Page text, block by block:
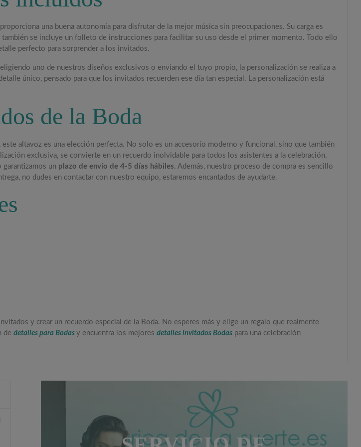
una buena autonomía para disfrutar de la mejor música sin preocupaciones. Su carga es
se incluye un folleto de instrucciones para facilitar su uso desde el primer momento. Todo ello
perfecto para sorprender a los invitados.
uno de nuestros diseños exclusivos o enviando el tuyo propio, la personalización se realiza a
único, pensado para que los invitados recuerden ese día tan especial. La personalización está
de la Boda
altavoz es una elección perfecta. No solo es un accesorio moderno y funcional, sino que también
exclusiva, se convierte en un recuerdo inolvidable para todos los asistentes a la celebración.
un plazo de envío de 4-5 días hábiles. Además, nuestro proceso de compra es sencillo
no dudes en contactar con nuestro equipo, estaremos encantados de ayudarte.
y crear un recuerdo especial de la Boda. No esperes más y elige un regalo que realmente
de detalles para Bodas y encuentra los mejores detalles invitados Bodaspara una celebración